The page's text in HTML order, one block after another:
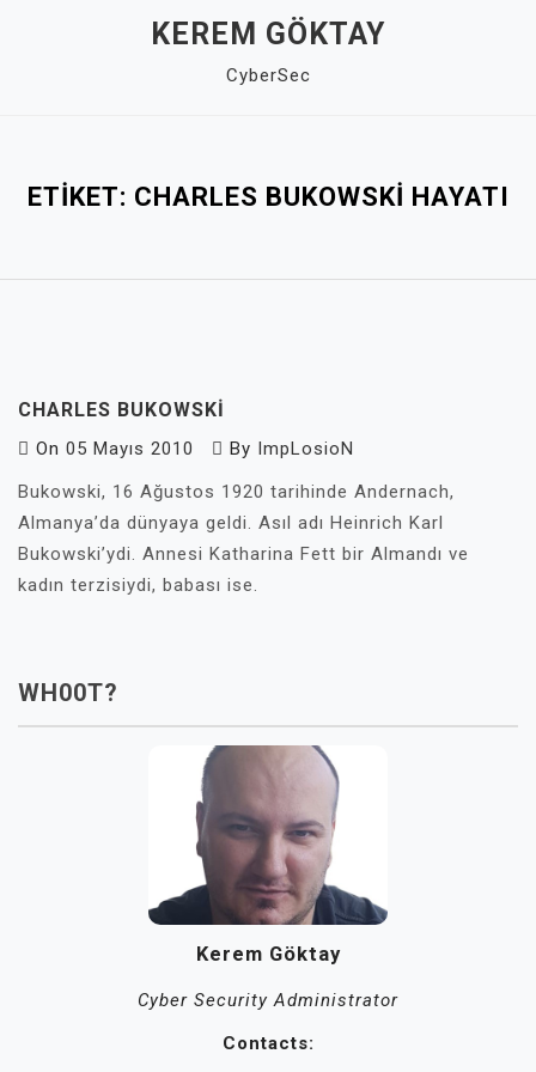
KEREM GÖKTAY
CyberSec
ETIKET: CHARLES BUKOWSKI HAYATI
CHARLES BUKOWSKI
On 05 Mayıs 2010 By ImpLosioN
Bukowski, 16 Ağustos 1920 tarihinde Andernach,
Almanya’da dünyaya geldi. Asıl adı Heinrich Karl
Bukowski’ydi. Annesi Katharina Fett bir Almandı ve
kadın terzisiydi, babası ise.
WH00T?
Kerem Göktay
Cyber Security Administrator
Contacts: